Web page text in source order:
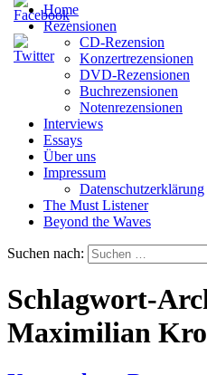
Home
Rezensionen
CD-Rezension
Konzertrezensionen
DVD-Rezensionen
Buchrezensionen
Notenrezensionen
Interviews
Essays
Über uns
Impressum
Datenschutzerklärung
The Must Listener
Beyond the Waves
Suchen nach:
Schlagwort-
Maximilian